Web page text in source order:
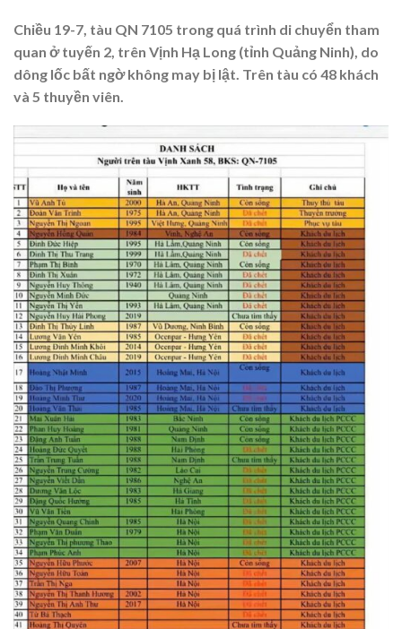
Chiều 19-7, tàu QN 7105 trong quá trình di chuyển tham
quan ở tuyến 2, trên Vịnh Hạ Long (tỉnh Quảng Ninh), do
dông lốc bất ngờ không may bị lật. Trên tàu có 48 khách
và 5 thuyền viên.